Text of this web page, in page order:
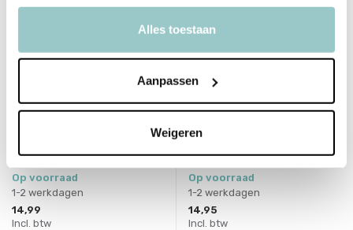
Alles toestaan
Aanpassen
Weigeren
Beer zoekt een beste vriend
Deliverytime
Op voorraad
1-2 werkdagen
14,99
Incl. btw
SlaapKlets deel 2
Deliverytime
Op voorraad
1-2 werkdagen
14,95
Incl. btw